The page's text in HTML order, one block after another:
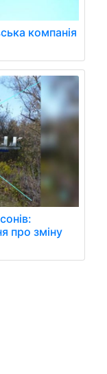
компанія
про зміну